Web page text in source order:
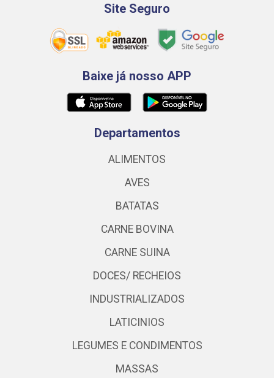
Site Seguro
Baixe já nosso APP
Departamentos
ALIMENTOS
AVES
BATATAS
CARNE BOVINA
CARNE SUINA
DOCES/ RECHEIOS
INDUSTRIALIZADOS
LATICINIOS
LEGUMES E CONDIMENTOS
MASSAS